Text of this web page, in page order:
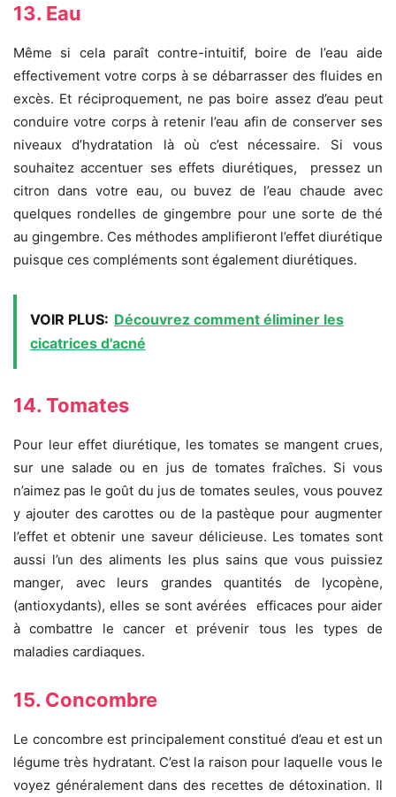
13. Eau
Même si cela paraît contre-intuitif, boire de l’eau aide
effectivement votre corps à se débarrasser des fluides en
excès. Et réciproquement, ne pas boire assez d’eau peut
conduire votre corps à retenir l’eau afin de conserver ses
niveaux d’hydratation là où c’est nécessaire. Si vous
souhaitez accentuer ses effets diurétiques, pressez un
citron dans votre eau, ou buvez de l’eau chaude avec
quelques rondelles de gingembre pour une sorte de thé
au gingembre. Ces méthodes amplifieront l’effet diurétique
puisque ces compléments sont également diurétiques.
VOIR PLUS: Découvrez comment éliminer les
cicatrices d'acné
14. Tomates
Pour leur effet diurétique, les tomates se mangent crues,
sur une salade ou en jus de tomates fraîches. Si vous
n’aimez pas le goût du jus de tomates seules, vous pouvez
y ajouter des carottes ou de la pastèque pour augmenter
l’effet et obtenir une saveur délicieuse. Les tomates sont
aussi l’un des aliments les plus sains que vous puissiez
manger, avec leurs grandes quantités de lycopène,
(antioxydants), elles se sont avérées efficaces pour aider
à combattre le cancer et prévenir tous les types de
maladies cardiaques.
15. Concombre
Le concombre est principalement constitué d’eau et est un
légume très hydratant. C’est la raison pour laquelle vous le
voyez généralement dans des recettes de détoxination. Il